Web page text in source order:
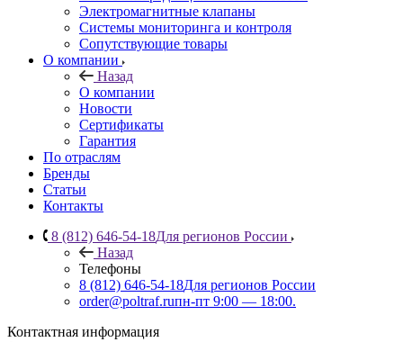
Электромагнитные клапаны
Системы мониторинга и контроля
Сопутствующие товары
О компании
Назад
О компании
Новости
Сертификаты
Гарантия
По отраслям
Бренды
Статьи
Контакты
8 (812) 646-54-18Для регионов России
Назад
Телефоны
8 (812) 646-54-18Для регионов России
order@poltraf.ruпн-пт 9:00 — 18:00.
Контактная информация